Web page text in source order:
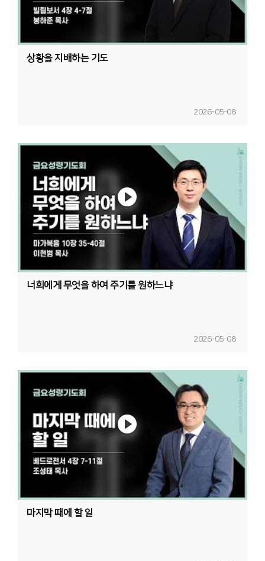
상황을 지배하는 기도
2026-05-08
너희에게 무엇을 하여 주기를 원하느냐
2026-05-08
마지막 때에 할 일